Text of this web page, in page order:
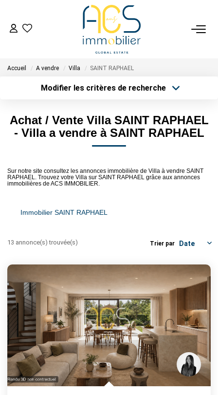
Tous Nos Biens En Vente
- Biens D'investissement
Déposez Votre Recherche D'achat
Tous Nos Biens Vendus
GÉRER
NOS AGENCES
CONTACT
Accueil A vendre Villa SAINT RAPHAEL
Modifier les critères de recherche
Sélectionnez...
Type de bien
Surface min
Créer une alerte
Achat / Vente Villa SAINT RAPHAEL
- Villa a vendre à SAINT RAPHAEL
Sur notre site consultez les annonces immobilière de Villa à vendre SAINT
RAPHAEL. Trouvez votre Villa sur SAINT RAPHAEL grâce aux annonces
immobilières de ACS IMMOBILIER.
Immobilier SAINT RAPHAEL
13 annonce(s) trouvée(s) Trier par